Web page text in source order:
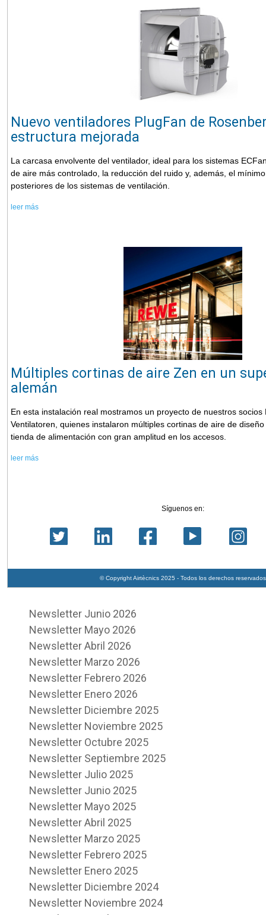
Nuevo ventiladores PlugFan de
estructura mejorada
La carcasa envolvente del ventilador, ideal para los sistemas
de aire más controlado, la reducción del ruido y, además, el
posteriores de los sistemas de ventilación.
leer más
Múltiples cortinas de aire Zen en un
alemán
En esta instalación real mostramos un proyecto de nuestros socios
Ventilatoren, quienes instalaron múltiples cortinas de aire de
tienda de alimentación con gran amplitud en los accesos.
leer más
Síguenos en:
© Copyright Airtècnics 2025 - Todos los derechos reservados
Newsletter Junio 2026
Newsletter Mayo 2026
Newsletter Abril 2026
Newsletter Marzo 2026
Newsletter Febrero 2026
Newsletter Enero 2026
Newsletter Diciembre 2025
Newsletter Noviembre 2025
Newsletter Octubre 2025
Newsletter Septiembre 2025
Newsletter Julio 2025
Newsletter Junio 2025
Newsletter Mayo 2025
Newsletter Abril 2025
Newsletter Marzo 2025
Newsletter Febrero 2025
Newsletter Enero 2025
Newsletter Diciembre 2024
Newsletter Noviembre 2024